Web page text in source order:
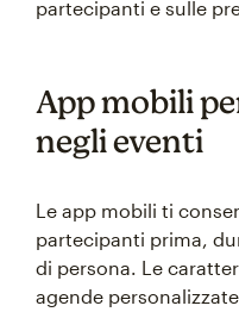
partecipanti e sulle
App mobili
negli eventi
Le app mobili ti
partecipanti prima,
di persona. Le
agende